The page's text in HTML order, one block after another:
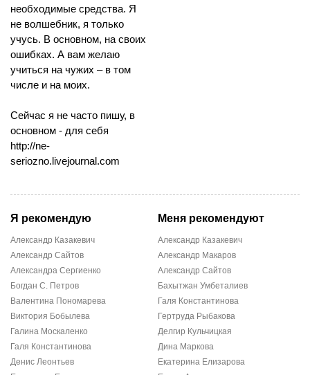
необходимые средства. Я
не волшебник, я только
учусь. В основном, на своих
ошибках. А вам желаю
учиться на чужих – в том
числе и на моих.
Сейчас я не часто пишу, в
основном - для себя
http://ne-
seriozno.livejournal.com
Я рекомендую
Александр Казакевич
Александр Сайтов
Александра Сергиенко
Богдан С. Петров
Валентина Пономарева
Виктория Бобылева
Галина Москаленко
Галя Константинова
Денис Леонтьев
Меня рекомендуют
Александр Казакевич
Александр Макаров
Александр Сайтов
Бахытжан Умбеталиев
Галя Константинова
Гертруда Рыбакова
Делгир Кульчицкая
Дина Маркова
Екатерина Елизарова